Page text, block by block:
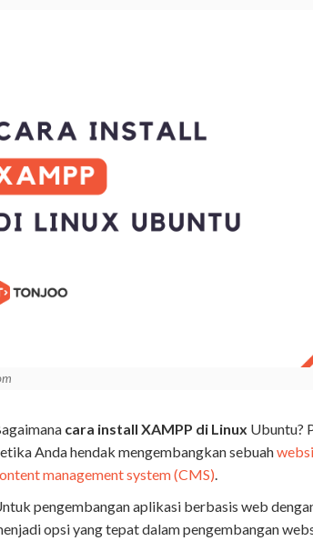
cara install XAMPP di Linux Ubuntu?
Anda hendak mengembangkan sebuah
management system (CMS)
pengembangan aplikasi berbasis web
opsi yang tepat dalam pengembangan